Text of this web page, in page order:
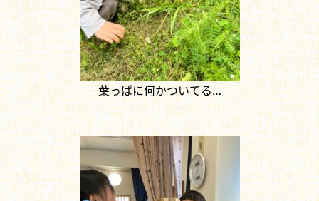
葉っぱに何かついてる…